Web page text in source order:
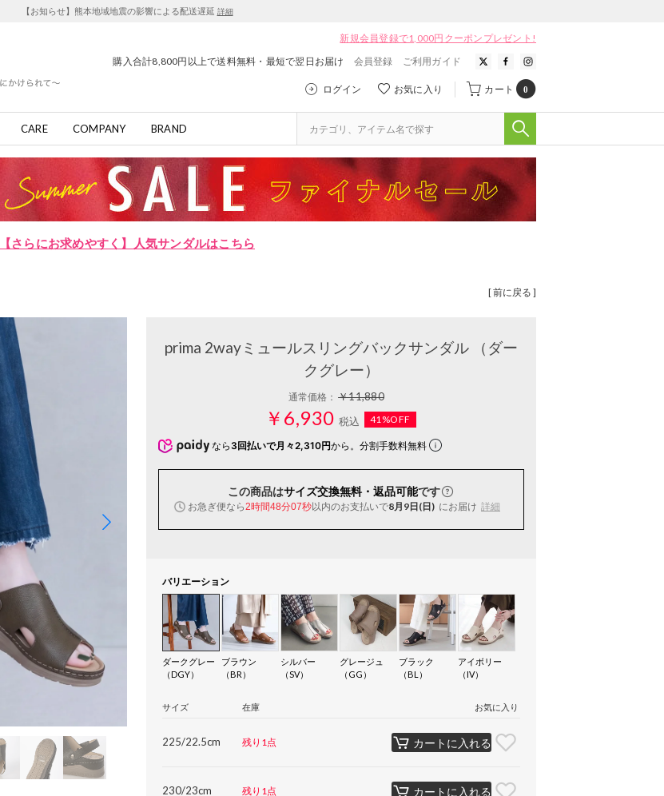
【お知らせ】熊本地域地震の影響による配送遅延 詳細
新規会員登録で1,000円クーポンプレゼント!
購入合計8,800円以上で送料無料・最短で翌日お届け
会員登録 ご利用ガイド
ログイン お気に入り カート 0
CARE COMPANY BRAND
【さらにお求めやすく】人気サンダルはこちら
[ 前に戻る ]
prima 2wayミュールスリングバックサンダル （ダー
クグレー）
通常価格：￥11,880
￥6,930 税込 41%OFF
なら 3回払いで月々2,310円から。分割手数料無料
この商品はサイズ交換無料・返品可能です
お急ぎ便なら2時間48分06秒以内のお支払いで8月9日(日) にお届け 詳細
バリエーション
ダークグレー
（DGY）
ブラウン
（BR）
シルバー
（SV）
グレージュ
（GG）
ブラック
（BL）
アイボリー
（IV）
サイズ 在庫 お気に入り
225/22.5cm 残り1点 カートに入れる
230/23cm 残り1点 カートに入れる